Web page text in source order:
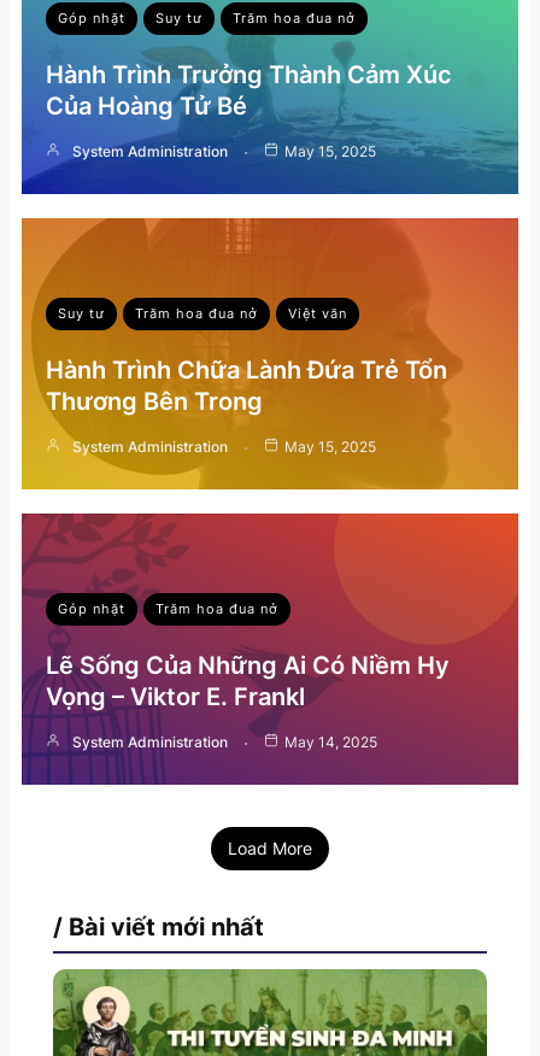
Góp nhặt Suy tư Trăm hoa đua nở
Hành Trình Trưởng Thành Cảm Xúc
Của Hoàng Tử Bé
System Administration May 15, 2025
Suy tư Trăm hoa đua nở Việt văn
Hành Trình Chữa Lành Đứa Trẻ Tổn
Thương Bên Trong
System Administration May 15, 2025
Góp nhặt Trăm hoa đua nở
Lẽ Sống Của Những Ai Có Niềm Hy
Vọng – Viktor E. Frankl
System Administration May 14, 2025
Load More
/ Bài viết mới nhất